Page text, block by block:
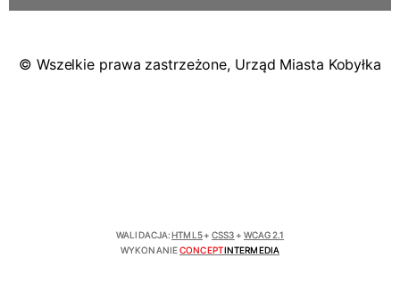
© Wszelkie prawa zastrzeżone, Urząd Miasta Kobyłka
WALIDACJA:HTML5+CSS3 + WCAG 2.1
WYKONANIECONCEPTINTERMEDIA